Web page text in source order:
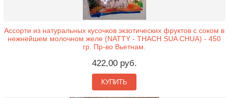
Ассорти из натуральных кусочков экзотических фруктов с соком в
нежнейшем молочном желе (NATTY - THACH SUA CHUA) - 450
гр. Пр-во Вьетнам.
422,00 руб.
КУПИТЬ